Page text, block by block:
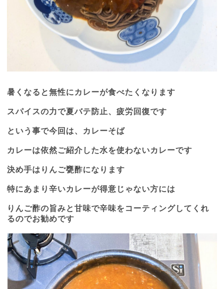
暑くなると無性にカレーが食べたくなります
スパイスの力で夏バテ防止、疲労回復です
という事で今回は、カレーそば
カレーは依然ご紹介した水を使わないカレーです
決め手はりんご甕酢になります
特にあまり辛いカレーが得意じゃない方には
りんご酢の旨みと甘味で辛味をコーティングしてくれ
るのでお勧めです